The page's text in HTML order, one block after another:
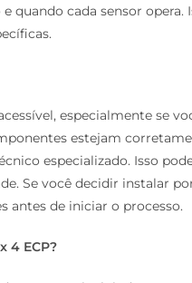
quando cada sensor
especialmente se
estejam
especializado. Isso
Se você decidir instalar
antes de iniciar o processo.
4 ECP?